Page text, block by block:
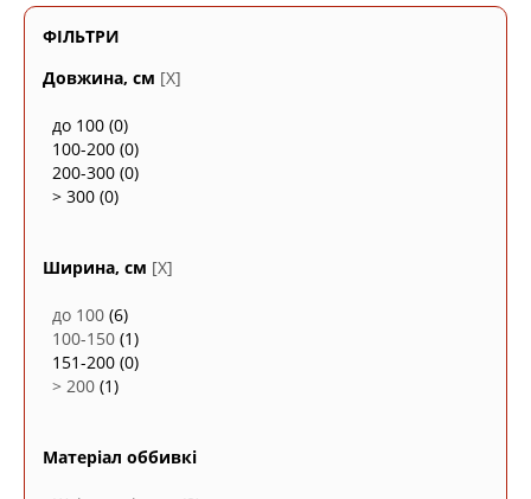
ФІЛЬТРИ
Довжина, см [X]
до 100 (0)
100-200 (0)
200-300 (0)
> 300 (0)
Ширина, см [X]
до 100 (6)
100-150 (1)
151-200 (0)
> 200 (1)
Матеріал оббивкі